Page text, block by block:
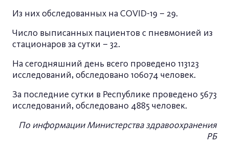
Из них обследованных на COVID-19 – 29.
Число выписанных пациентов с пневмонией из
стационаров за сутки – 32.
На сегодняшний день всего проведено 113123
исследований, обследовано 106074 человек.
За последние сутки в Республике проведено 5673
исследований, обследовано 4885 человек.
По информации Министерства здравоохранения
РБ